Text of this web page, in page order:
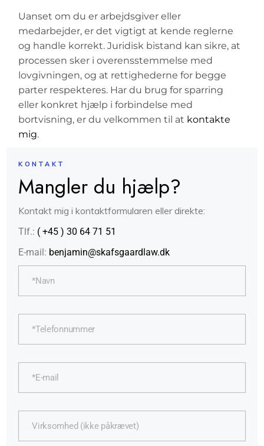
Uanset om du er arbejdsgiver eller
medarbejder, er det vigtigt at kende reglerne
og handle korrekt. Juridisk bistand kan sikre, at
processen sker i overensstemmelse med
lovgivningen, og at rettighederne for begge
parter respekteres. Har du brug for sparring
eller konkret hjælp i forbindelse med
bortvisning, er du velkommen til at kontakte
mig.
KONTAKT
Mangler du hjælp?
Kontakt mig i kontaktformularen eller direkte:
Tlf.: ( +45 ) 30 64 71 51
E-mail: benjamin@skafsgaardlaw.dk